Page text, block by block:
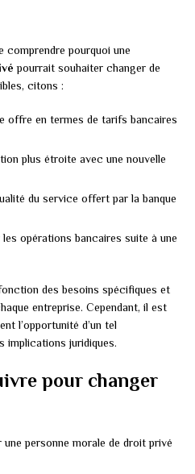
comprendre pourquoi une
pourrait souhaiter changer de
citons :
offre en termes de tarifs bancaires
plus étroite avec une nouvelle
du service offert par la banque
opérations bancaires suite à une
des besoins spécifiques et
entreprise. Cependant, il est
l’opportunité d’un tel
implications juridiques.
pour changer
personne morale de droit privé